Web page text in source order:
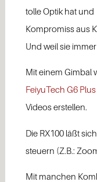
tolle Optik hat
Kompromiss aus
Und weil sie
Mit einem Gimbal
FeiyuTech G6 Plus
Videos erstellen.
Die RX100 läßt
steuern (Z.B.:
Mit manchen